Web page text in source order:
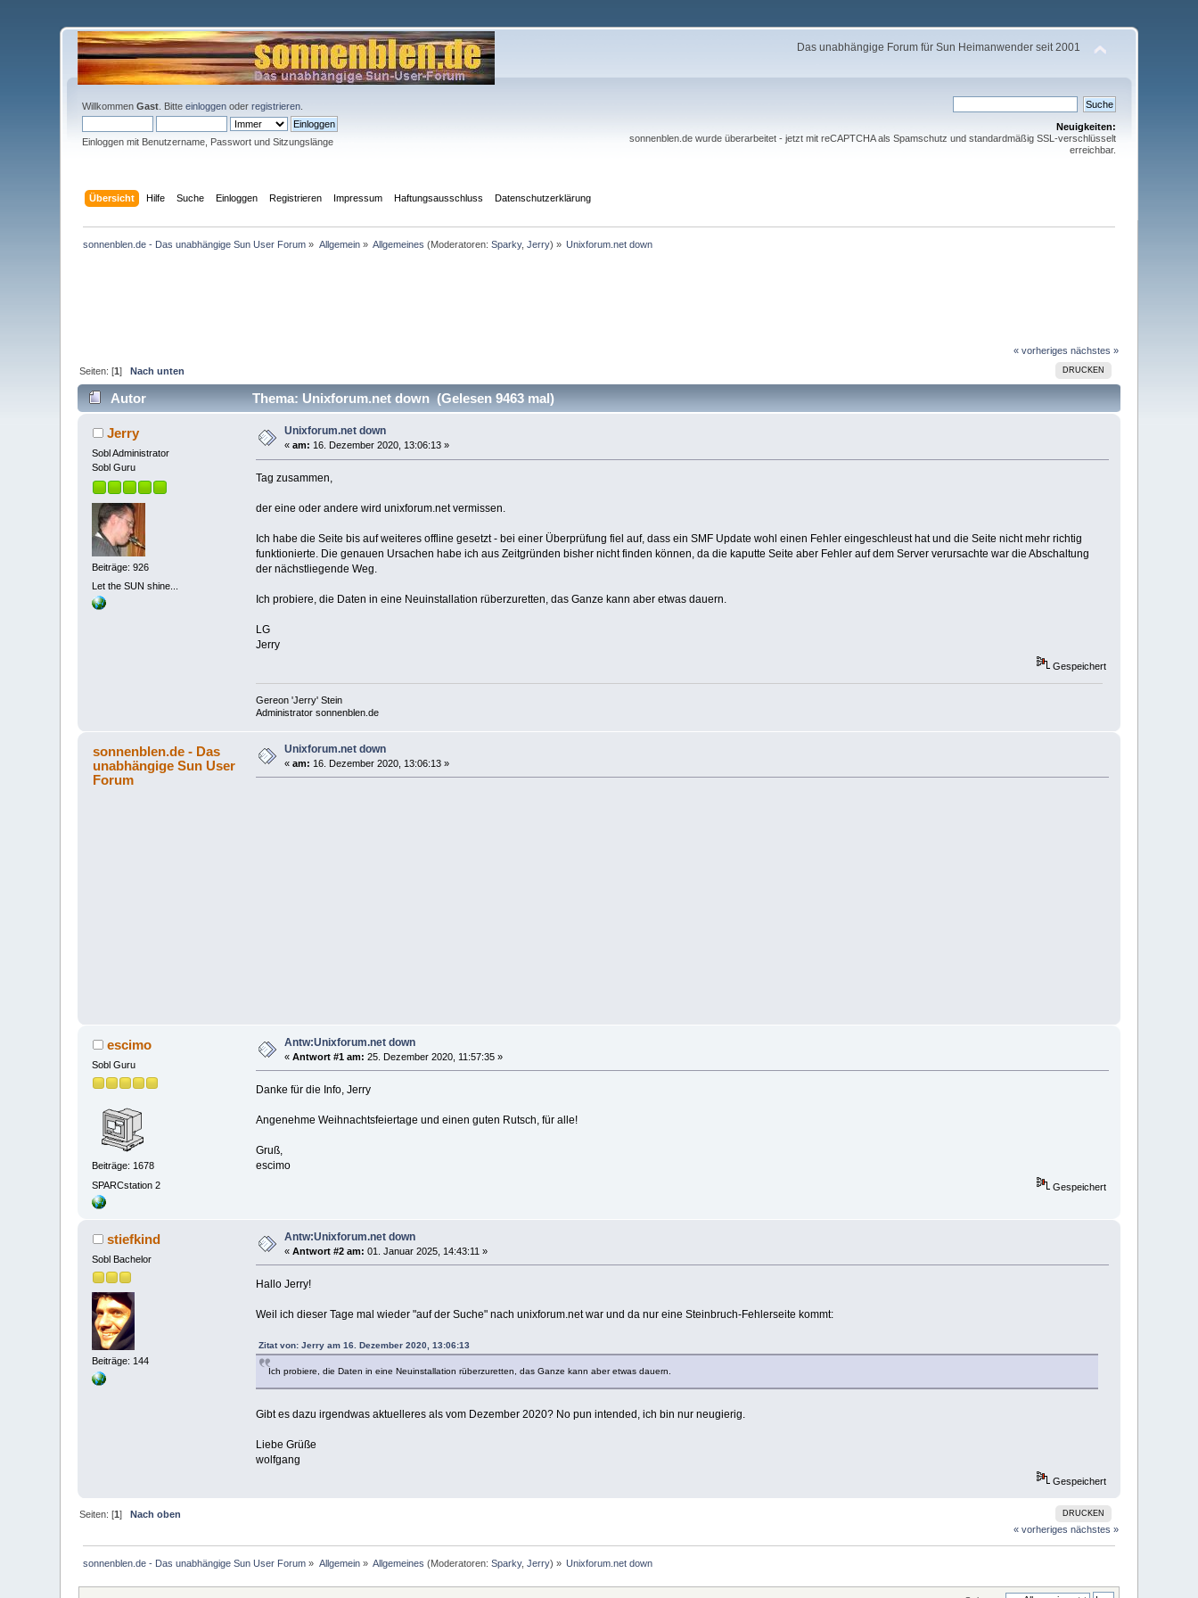
Das unabhängige Forum für Sun Heimanwender seit 2001
WillkommenGast . Bitteeinloggen oderregistrieren
Einloggen mit Benutzername, Passwort und Sitzungslänge
Neuigkeiten:
sonnenblen.de wurde überarbeitet - jetzt mit reCAPTCHA als Spamschutz und standardmäßig SSL-verschlüsselt
erreichbar.
Übersicht Hilfe Suche Einloggen Registrieren Impressum Haftungsausschluss Datenschutzerklärung
sonnenblen.de - Das unabhängige Sun User Forum » Allgemein» Allgemeines (Moderatoren:Sparky,Jerry) » Unixforum.net down
« vorheriges nächstes »
DRUCKEN
Seiten: [1]Nach unten
Autor Thema: Unixforum.net down (Gelesen 9463 mal)
Jerry
Sobl Administrator
Sobl Guru
Beiträge: 926
Let the SUN shine...
Unixforum.net down
«am: 16. Dezember 2020, 13:06:13 »
Tag zusammen,
der eine oder andere wird unixforum.net vermissen.
Ich habe die Seite bis auf weiteres offline gesetzt - bei einer Überprüfung fiel auf, dass ein SMF Update wohl einen Fehler eingeschleust hat und die Seite nicht mehr richtig
funktionierte. Die genauen Ursachen habe ich aus Zeitgründen bisher nicht finden können, da die kaputte Seite aber Fehler auf dem Server verursachte war die Abschaltung
der nächstliegende Weg.
Ich probiere, die Daten in eine Neuinstallation rüberzuretten, das Ganze kann aber etwas dauern.
LG
Jerry
Gespeichert
Gereon 'Jerry' Stein
Administrator sonnenblen.de
sonnenblen.de - Das
unabhängige Sun User
Forum
Unixforum.net down
«am: 16. Dezember 2020, 13:06:13 »
escimo
Sobl Guru
Beiträge: 1678
SPARCstation 2
Antw:Unixforum.net down
«Antwort #1 am: 25. Dezember 2020, 11:57:35 »
Danke für die Info, Jerry
Angenehme Weihnachtsfeiertage und einen guten Rutsch, für alle!
Gruß,
escimo
Gespeichert
stiefkind
Sobl Bachelor
Beiträge: 144
Antw:Unixforum.net down
«Antwort #2 am: 01. Januar 2025, 14:43:11 »
Hallo Jerry!
Weil ich dieser Tage mal wieder "auf der Suche" nach unixforum.net war und da nur eine Steinbruch-Fehlerseite kommt:
Zitat von: Jerry am 16. Dezember 2020, 13:06:13
Ich probiere, die Daten in eine Neuinstallation rüberzuretten, das Ganze kann aber etwas dauern.
Gibt es dazu irgendwas aktuelleres als vom Dezember 2020? No pun intended, ich bin nur neugierig.
Liebe Grüße
wolfgang
Gespeichert
DRUCKEN
Seiten: [1]Nach oben
« vorheriges nächstes »
sonnenblen.de - Das unabhängige Sun User Forum » Allgemein» Allgemeines (Moderatoren:Sparky,Jerry) » Unixforum.net down